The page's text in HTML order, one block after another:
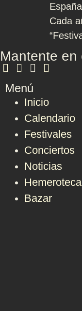
Cada
Mantente en
Menú
Inicio
Calendario
Festivales
Conciertos
Noticias
Hemeroteca
Bazar